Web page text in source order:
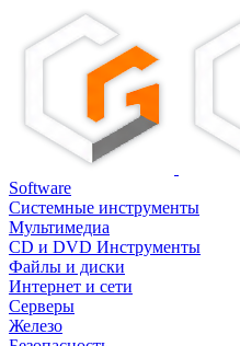
Software
Системные инструменты
Мультимедиа
CD и DVD Инструменты
Файлы и диски
Интернет и сети
Серверы
Железо